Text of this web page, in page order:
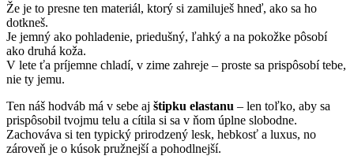
Že je to presne ten materiál, ktorý si zamiluješ hneď, ako sa ho
dotkneš.
Je jemný ako pohladenie, priedušný, ľahký a na pokožke pôsobí
ako druhá koža.
V lete ťa príjemne chladí, v zime zahreje – proste sa prispôsobí tebe,
nie ty jemu.
Ten náš hodváb má v sebe aj štipku elastanu – len toľko, aby sa
prispôsobil tvojmu telu a cítila si sa v ňom úplne slobodne.
Zachováva si ten typický prirodzený lesk, hebkosť a luxus, no
zároveň je o kúsok pružnejší a pohodlnejší.